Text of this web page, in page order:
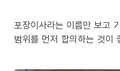
포장이사라는 이름만 보고
범위를 먼저 합의하는 것이